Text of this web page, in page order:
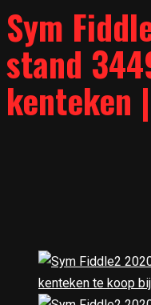
Sym
stand
kenteken